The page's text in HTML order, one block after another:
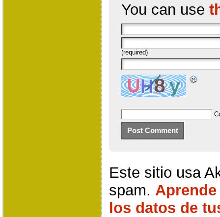
You can use
(required)
Este sitio usa
spam.
los datos de